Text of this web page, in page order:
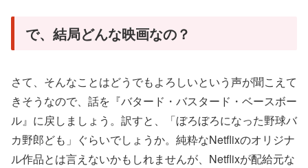
で、結局どんな映画なの？
さて、そんなことはどうでもよろしいという声が聞こえて
きそうなので、話を『バタード・バスタード・ベースボー
ル』に戻しましょう。訳すと、「ぼろぼろになった野球バ
カ野郎ども」ぐらいでしょうか。純粋なNetflixのオリジナ
ル作品とは言えないかもしれませんが、Netflixが配給元な